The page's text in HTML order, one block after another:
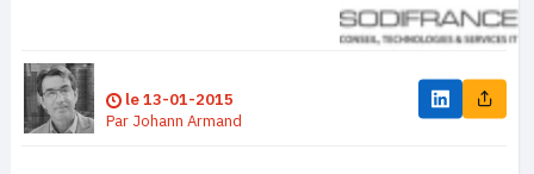
le13-01-2015
Par Johann Armand